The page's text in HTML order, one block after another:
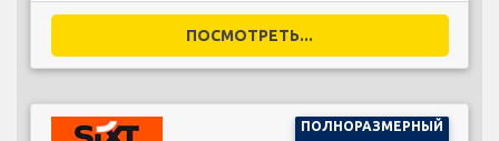
ПОСМОТРЕТЬ...
ПОЛНОРАЗМЕРНЫЙ